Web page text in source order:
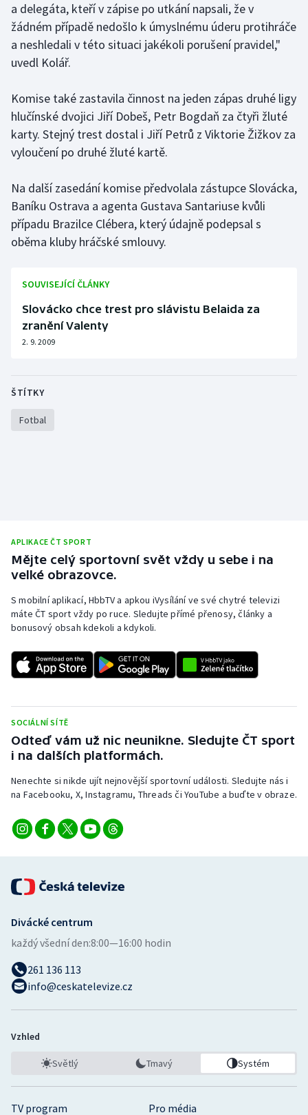
Judo
Krasobruslení
Lyže a snowboard
Moderní pětiboj
Olympijské hry
Parasport
Plážový volejbal
Ragby
Triatlon
Veslování
Vodní slalom
Ostatní
a delegáta, kteří v zápise po utkání napsali, že v
žádném případě nedošlo k úmyslnému úderu protihráče
a neshledali v této situaci jakékoli porušení pravidel,"
uvedl Kolář.
Komise také zastavila činnost na jeden zápas druhé ligy
hlučínské dvojici Jiří Dobeš, Petr Bogdaň za čtyři žluté
karty. Stejný trest dostal i Jiří Petrů z Viktorie Žižkov za
vyloučení po druhé žluté kartě.
Na další zasedání komise předvolala zástupce Slovácka,
Baníku Ostrava a agenta Gustava Santariuse kvůli
případu Brazilce Clébera, který údajně podepsal s
oběma kluby hráčské smlouvy.
SOUVISEJÍCÍ ČLÁNKY
Slovácko chce trest pro slávistu Belaida za
zranění Valenty
2. 9. 2009
ŠTÍTKY
Fotbal
APLIKACE ČT SPORT
Mějte celý sportovní svět vždy u sebe i na
velké obrazovce.
S mobilní aplikací, HbbTV a apkou iVysílání ve své chytré televizi
máte ČT sport vždy po ruce. Sledujte přímé přenosy, články a
bonusový obsah kdekoli a kdykoli.
SOCIÁLNÍ SÍTĚ
Odteď vám už nic neunikne. Sledujte ČT sport
i na dalších platformách.
Nenechte si nikde ujít nejnovější sportovní události. Sledujte nás i
na Facebooku, X, Instagramu, Threads či YouTube a buďte v obraze.
TV program Pro média
Divácké centrum
každý všední den:8:00—16:00 hodin
261 136 113
info@ceskatelevize.cz
Vzhled
Světlý Tmavý Systém